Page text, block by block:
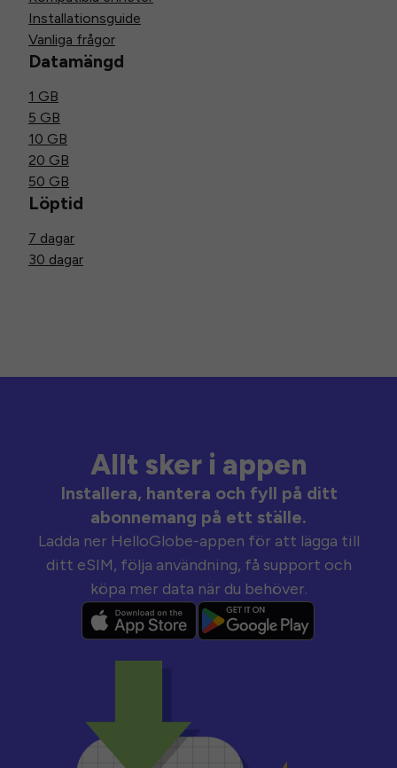
Installationsguide
Vanliga frågor
Datamängd
1 GB
5 GB
10 GB
20 GB
50 GB
Löptid
7 dagar
30 dagar
Allt sker i appen
Installera, hantera och fyll på ditt
abonnemang på ett ställe.
Ladda ner HelloGlobe-appen för att lägga till
ditt eSIM, följa användning, få support och
köpa mer data när du behöver.